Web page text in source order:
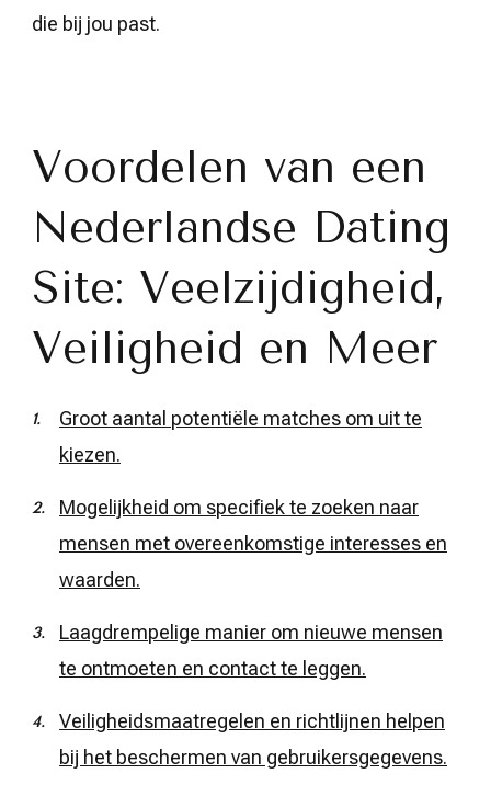
die bij jou past.
Voordelen van een
Nederlandse Dating
Site: Veelzijdigheid,
Veiligheid en Meer
Groot aantal potentiële matches om uit te
kiezen.
Mogelijkheid om specifiek te zoeken naar
mensen met overeenkomstige interesses en
waarden.
Laagdrempelige manier om nieuwe mensen
te ontmoeten en contact te leggen.
Veiligheidsmaatregelen en richtlijnen helpen
bij het beschermen van gebruikersgegevens.